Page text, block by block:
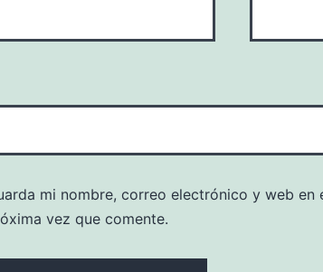
mi nombre, correo electrónico y web en
vez que comente.